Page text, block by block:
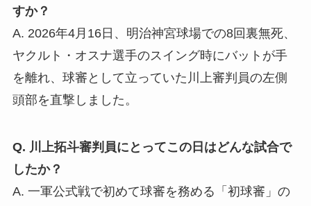
すか？
A. 2026年4月16日、明治神宮球場での8回裏無死、
ヤクルト・オスナ選手のスイング時にバットが手
を離れ、球審として立っていた川上審判員の左側
頭部を直撃しました。
Q. 川上拓斗審判員にとってこの日はどんな試合で
したか？
A. 一軍公式戦で初めて球審を務める「初球審」の